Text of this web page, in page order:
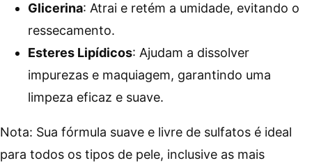
Glicerina: Atrai e retém a umidade, evitando o
ressecamento.
Esteres Lipídicos: Ajudam a dissolver
impurezas e maquiagem, garantindo uma
limpeza eficaz e suave.
Nota: Sua fórmula suave e livre de sulfatos é ideal
para todos os tipos de pele, inclusive as mais